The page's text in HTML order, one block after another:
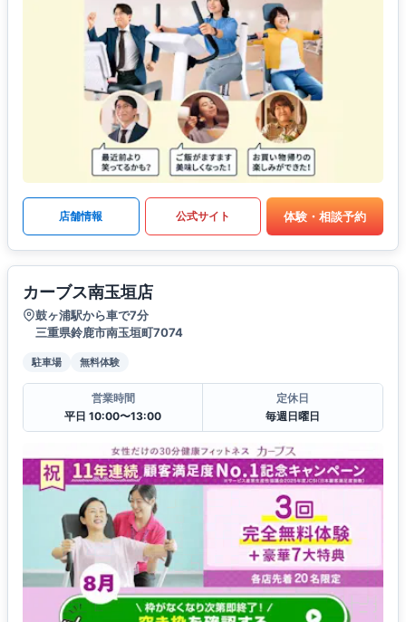
店舗情報 公式サイト 体験・相談予約
カーブス南玉垣店
鼓ヶ浦駅から車で7分
三重県鈴鹿市南玉垣町7074
駐車場 無料体験
営業時間
平日 10:00〜13:00
定休日
毎週日曜日